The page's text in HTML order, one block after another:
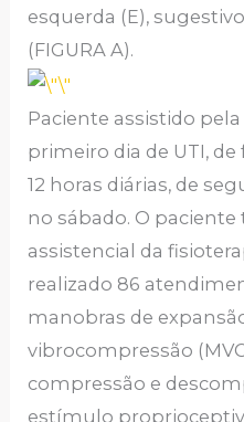
esquerda (E),
(FIGURA A).
Paciente assistido
primeiro dia de UTI,
12 horas diárias, de
no sábado. O
assistencial da
realizado 86
manobras de
vibrocompressão
compressão e
estímulo